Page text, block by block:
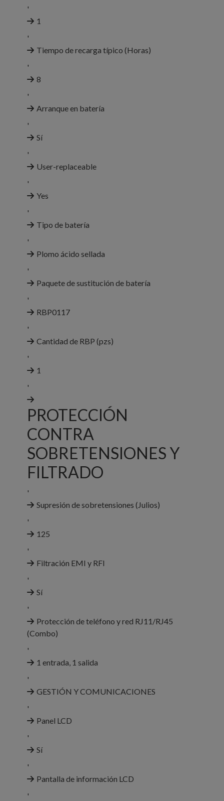
'
1
'
Tiempo de recarga típico (Horas)
'
8
'
Arranque en batería
'
Sí
'
User-replaceable
'
Yes
'
Tipo de batería
'
Plomo ácido sellada
'
Paquete de sustitución de batería
'
RBP0117
'
Cantidad de RBP (pzs)
'
1
'
PROTECCIÓN
CONTRA
SOBRETENSIONES Y
FILTRADO
'
Supresión de sobretensiones (Julios)
'
125
'
Filtración EMI y RFI
'
Sí
'
Protección de teléfono y red RJ11/RJ45
(Combo)
'
1 entrada, 1 salida
'
GESTIÓN Y COMUNICACIONES
'
Panel LCD
'
Sí
'
Pantalla de información LCD
'